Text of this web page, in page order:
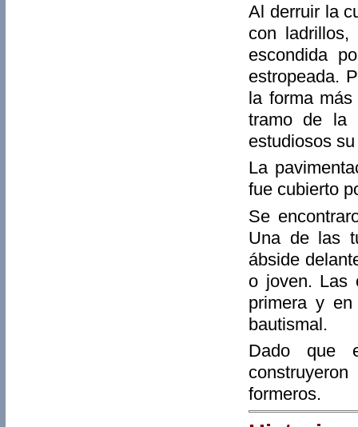
Al derruir la
con
escondida
estropeada.
la forma
tramo de la
estudiosos
La
fue cubierto
Se
Una de las
ábside
o joven. Las
primera y
bautismal.
Dado que
formeros.